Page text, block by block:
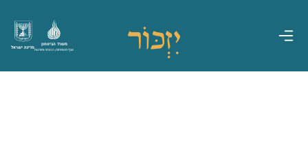
מדינת ישראל
משרד הביטחון
אגף משפחות, הנצחה ומורשת